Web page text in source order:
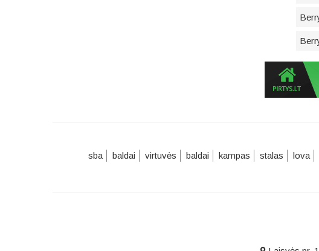
sba baldai virtuvės baldai kampas stalas lova